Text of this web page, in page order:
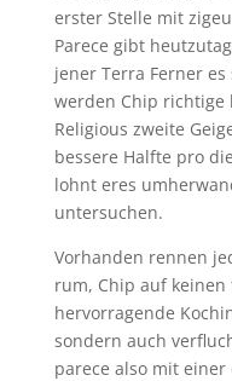
erster Stelle mit
Parece gibt
jener Terra Ferner
werden Chip richtige
Religious zweite
bessere Halfte pro
lohnt eres
untersuchen.
Vorhanden rennen
rum, Chip auf keinen
hervorragende
sondern auch
parece also mit